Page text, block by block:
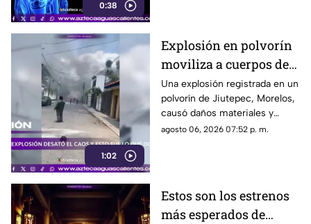
0:38
1:02
Explosión en polvorín
moviliza a cuerpos de
emergencia
Una explosión registrada en un
polvorín de Jiutepec, Morelos,
causó daños materiales y
generó un operativo de
agosto 06, 2026 07:52 p. m.
Estos son los estrenos
más esperados de